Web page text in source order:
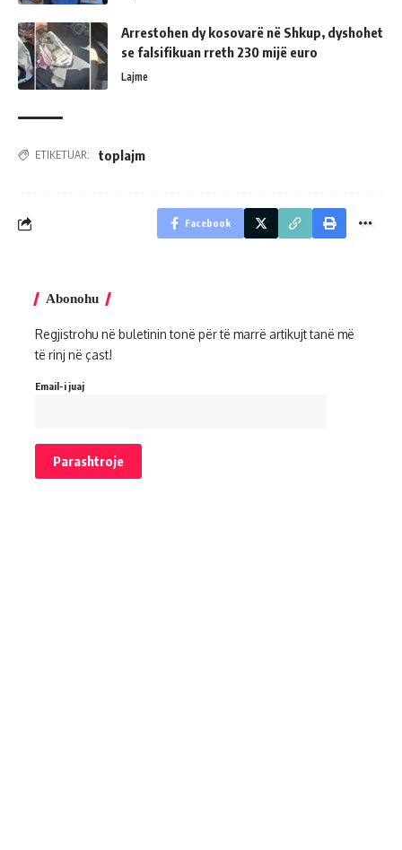
Arrestohen dy kosovarë në Shkup, dyshohet
se falsifikuan rreth 230 mijë euro
Lajme
ETIKETUAR: toplajm
Facebook
Abonohu
Regjistrohu në buletinin tonë për të marrë artikujt tanë më
të rinj në çast!
Email-i juaj